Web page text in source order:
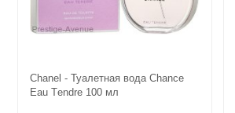
Сhanеl - Туалетная вода Сhаnce
Eau Tеndre 100 мл